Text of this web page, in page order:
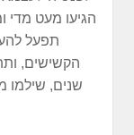
הגיעו מעט מדי
תפעל
הקשישים,
שנים, שילמו